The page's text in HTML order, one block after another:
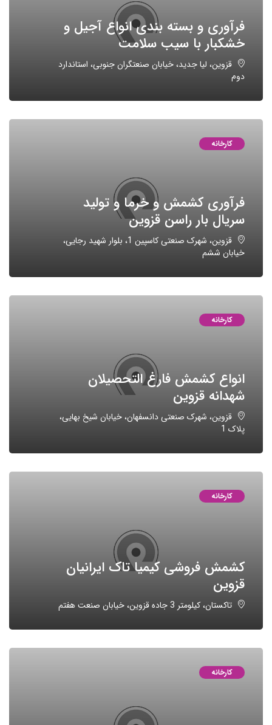
فرآوری و بسته بندی انواع آجیل و
خشکبار با سیب سلامت
قزوین، لیا جدید، خیابان صنعتگران جنوبی، استاندارد
دوم
کارخانه
فرآوری کشمش و خرما و تولید
سریال بار راسن قزوین
قزوین، شهرک صنعتی کاسپین 1، بلوار شهید رجایی،
خیابان ششم
کارخانه
انواع کشمش فارغ التحصیلان
شهدانه قزوین
قزوین، شهرک صنعتی دانسفهان، خیابان شیخ بهایی،
پلاک 1
کارخانه
کشمش فروشی کیمیا تاک ایرانیان
قزوین
تاکستان، کیلومتر 3 جاده قزوین، خیابان صنعت هفتم
کارخانه